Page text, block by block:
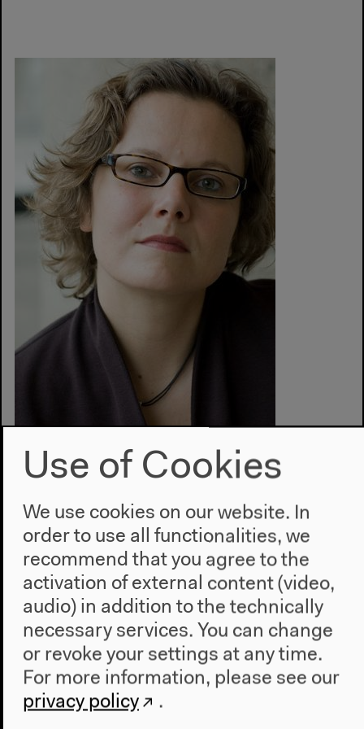
Dr. Susanne Stemmler, Photo: private
Susanne Stemmler
(Programmleiterin Literatur am Haus der Kulturen
der Welt)
Susanne Stemmler, geboren 1968, leitet seit 2008
den Bereich Literatur, Wissenschaft, Gesellschaft am
Haus der Kulturen der Welt, Berlin. Sie studierte
zunächst Literaturübersetzen, dann romanistische
Literatur- und Kulturwissenschaft in Düsseldorf und
Montpellier. 2004 promovierte sie mit der Studie
„Topografien des Blicks. Eine Phänomenologie
literarischer Orientalismen des 19. Jahrhunderts in
Use of Cookies
We use cookies on our website. In
order to use all functionalities, we
recommend that you agree to the
activation of external content (video,
audio) in addition to the technically
necessary services. You can change
or revoke your settings at any time.
For more information, please see our
privacy policy
.